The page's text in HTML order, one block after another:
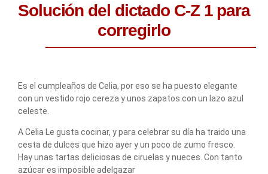
Solución del dictado C-Z 1 para
corregirlo
Es el cumpleaños de Celia, por eso se ha puesto elegante
con un vestido rojo cereza y unos zapatos con un lazo azul
celeste.
A Celia Le gusta cocinar, y para celebrar su día ha traido una
cesta de dulces que hizo ayer y un poco de zumo fresco.
Hay unas tartas deliciosas de ciruelas y nueces. Con tanto
azúcar es imposible adelgazar